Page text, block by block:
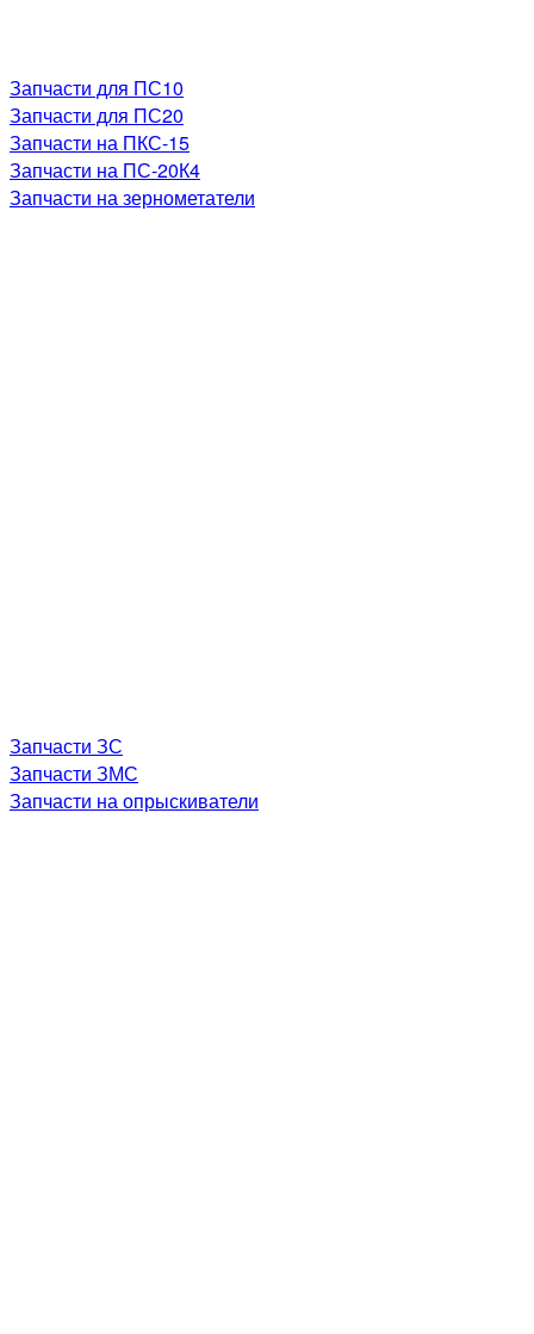
Запчасти для ПС10
Запчасти для ПС20
Запчасти на ПКС-15
Запчасти на ПС-20К4
Запчасти на зернометатели
Запчасти ЗС
Запчасти ЗМС
Запчасти на опрыскиватели